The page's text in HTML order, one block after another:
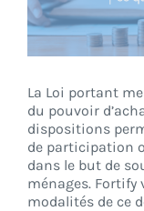
La Loi portant
du pouvoir
dispositions
de participation
dans le but de
ménages.
modalités de ce